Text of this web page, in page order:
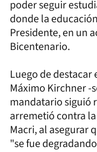
poder seguir
donde la
Presidente, en un
Bicentenario.
Luego de
Máximo Kirchner -
mandatario siguió
arremetió contra
Macri, al asegurar
"se fue